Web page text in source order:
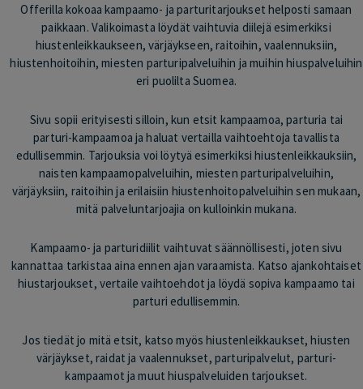
Offerilla kokoaa kampaamo- ja parturitarjoukset helposti samaan
paikkaan. Valikoimasta löydät vaihtuvia diilejä esimerkiksi
hiustenleikkaukseen, värjäykseen, raitoihin, vaalennuksiin,
hiustenhoitoihin, miesten parturipalveluihin ja muihin hiuspalveluihin
eri puolilta Suomea.
Sivu sopii erityisesti silloin, kun etsit kampaamoa, parturia tai
parturi-kampaamoa ja haluat vertailla vaihtoehtoja tavallista
edullisemmin. Tarjouksia voi löytyä esimerkiksi hiustenleikkauksiin,
naisten kampaamopalveluihin, miesten parturipalveluihin,
värjäyksiin, raitoihin ja erilaisiin hiustenhoitopalveluihin sen mukaan,
mitä palveluntarjoajia on kulloinkin mukana.
Kampaamo- ja parturidiilit vaihtuvat säännöllisesti, joten sivu
kannattaa tarkistaa aina ennen ajan varaamista. Katso ajankohtaiset
hiustarjoukset, vertaile vaihtoehdot ja löydä sopiva kampaamo tai
parturi edullisemmin.
Jos tiedät jo mitä etsit, katso myös hiustenleikkaukset, hiusten
värjäykset, raidat ja vaalennukset, parturipalvelut, parturi-
kampaamot ja muut hiuspalveluiden tarjoukset.